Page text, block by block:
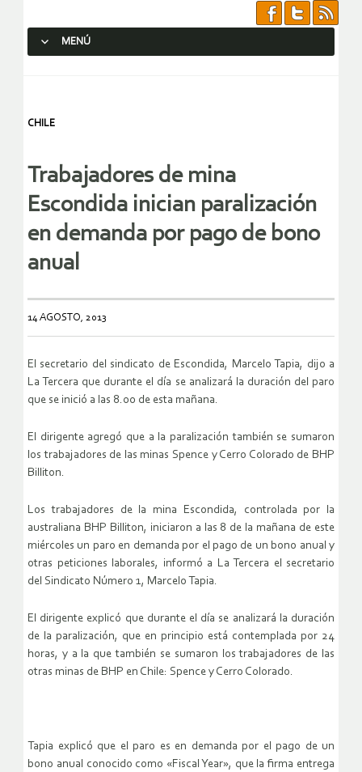
MENÚ
CHILE
Trabajadores de mina
Escondida inician paralización
en demanda por pago de bono
anual
14 AGOSTO, 2013
El secretario del sindicato de Escondida, Marcelo Tapia, dijo a
La Tercera que durante el día se analizará la duración del paro
que se inició a las 8.00 de esta mañana.
El dirigente agregó que a la paralización también se sumaron
los trabajadores de las minas Spence y Cerro Colorado de BHP
Billiton.
Los trabajadores de la mina Escondida, controlada por la
australiana BHP Billiton, iniciaron a las 8 de la mañana de este
miércoles un paro en demanda por el pago de un bono anual y
otras peticiones laborales, informó a La Tercera el secretario
del Sindicato Número 1, Marcelo Tapia.
El dirigente explicó que durante el día se analizará la duración
de la paralización, que en principio está contemplada por 24
horas, y a la que también se sumaron los trabajadores de las
otras minas de BHP en Chile: Spence y Cerro Colorado.
Tapia explicó que el paro es en demanda por el pago de un
bono anual conocido como «Fiscal Year», que la firma entrega